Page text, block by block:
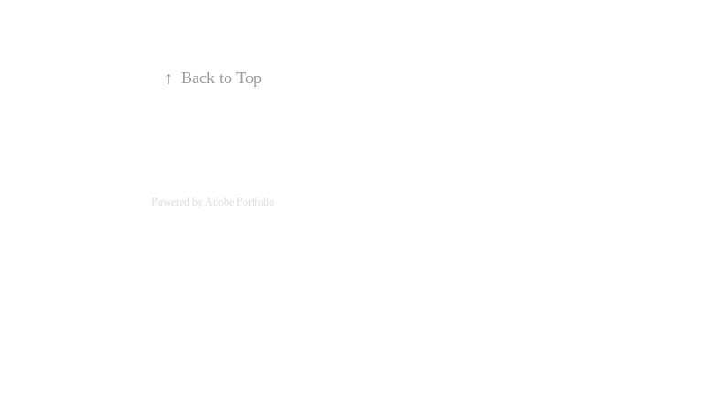
↑ Back to Top
Powered by Adobe Portfolio